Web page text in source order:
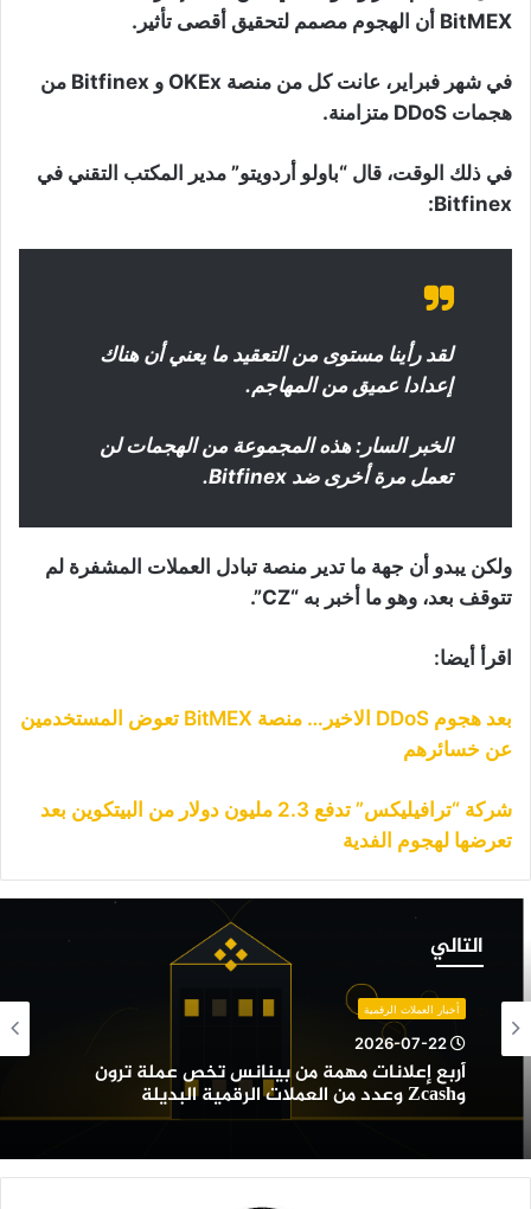
BitMEX أن الهجوم مصمم لتحقيق أقصى تأثير.
في شهر فبراير، عانت كل من منصة OKEx و Bitfinex من
هجمات DDoS متزامنة.
في ذلك الوقت، قال “باولو أردويتو” مدير المكتب التقني في
Bitfinex:
لقد رأينا مستوى من التعقيد ما يعني أن هناك
إعدادا عميق من المهاجم.
الخبر السار: هذه المجموعة من الهجمات لن
تعمل مرة أخرى ضد Bitfinex.
ولكن يبدو أن جهة ما تدير منصة تبادل العملات المشفرة لم
تتوقف بعد، وهو ما أخبر به “CZ”.
اقرأ أيضا:
بعد هجوم DDoS الاخير… منصة BitMEX تعوض المستخدمين
عن خسائرهم
شركة “ترافيليكس” تدفع 2.3 مليون دولار من البيتكوين بعد
تعرضها لهجوم الفدية
التالي
بينانس
تخص
عملة
من
العملات
أخبار العملات الرقمية
2026-07-22
أربع إعلانات مهمة من بينانس تخص عملة ترون
وZcash وعدد من العملات الرقمية البديلة